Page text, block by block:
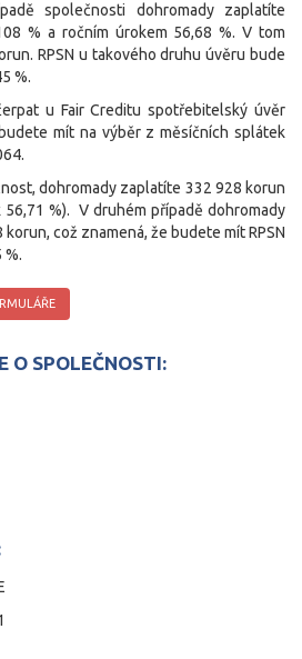
společnosti dohromady zaplatíte
% a ročním úrokem 56,68 %. V tom
RPSN u takového druhu úvěru bude
%.
u Fair Creditu spotřebitelský úvěr
mít na výběr z měsíčních splátek
dohromady zaplatíte 332 928 korun
56,71 %). V druhém případě dohromady
což znamená, že budete mít RPSN
%.
O SPOLEČNOSTI: